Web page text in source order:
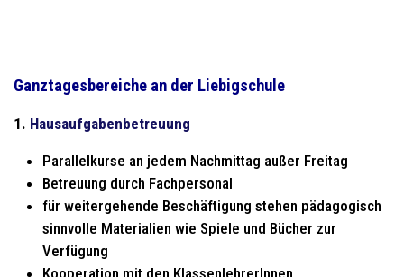
Ganztagesbereiche an der Liebigschule
1. Hausaufgabenbetreuung
Parallelkurse an jedem Nachmittag außer Freitag
Betreuung durch Fachpersonal
für weitergehende Beschäftigung stehen pädagogisch
sinnvolle Materialien wie Spiele und Bücher zur
Verfügung
Kooperation mit den KlassenlehrerInnen